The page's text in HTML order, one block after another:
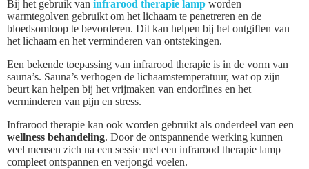
Bij het gebruik van infrarood therapie lamp worden
warmtegolven gebruikt om het lichaam te penetreren en de
bloedsomloop te bevorderen. Dit kan helpen bij het ontgiften van
het lichaam en het verminderen van ontstekingen.
Een bekende toepassing van infrarood therapie is in de vorm van
sauna’s. Sauna’s verhogen de lichaamstemperatuur, wat op zijn
beurt kan helpen bij het vrijmaken van endorfines en het
verminderen van pijn en stress.
Infrarood therapie kan ook worden gebruikt als onderdeel van een
wellness behandeling. Door de ontspannende werking kunnen
veel mensen zich na een sessie met een infrarood therapie lamp
compleet ontspannen en verjongd voelen.